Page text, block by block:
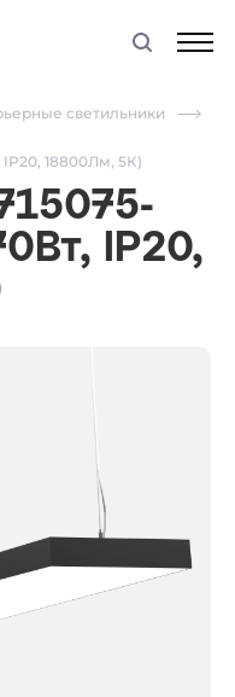
светильники
IP20, 18800Лм, 5К)
IP20,